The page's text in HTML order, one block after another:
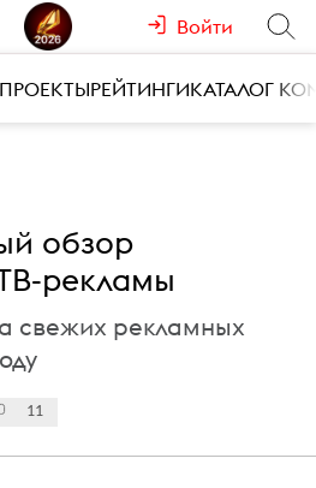
Войти
РЕЙТИНГИКАТАЛОГ
обзор
рекламы
свежих рекламных
11